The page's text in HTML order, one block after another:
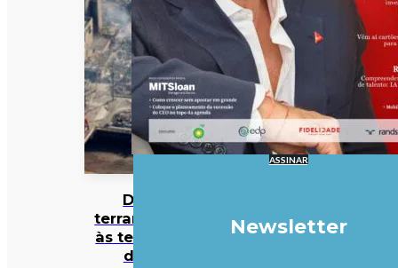
Do
terramoto
às teorias
da
ASSINAR
Newsletter